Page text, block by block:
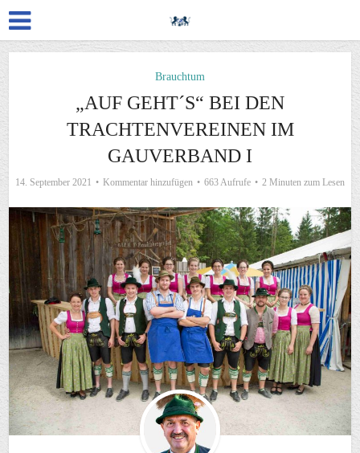
Brauchtum
„AUF GEHT´S“ BEI DEN
TRACHTENVEREINEN IM
GAUVERBAND I
14. September 2021 Kommentar hinzufügen 663 Aufrufe 2 Minuten zum Lesen